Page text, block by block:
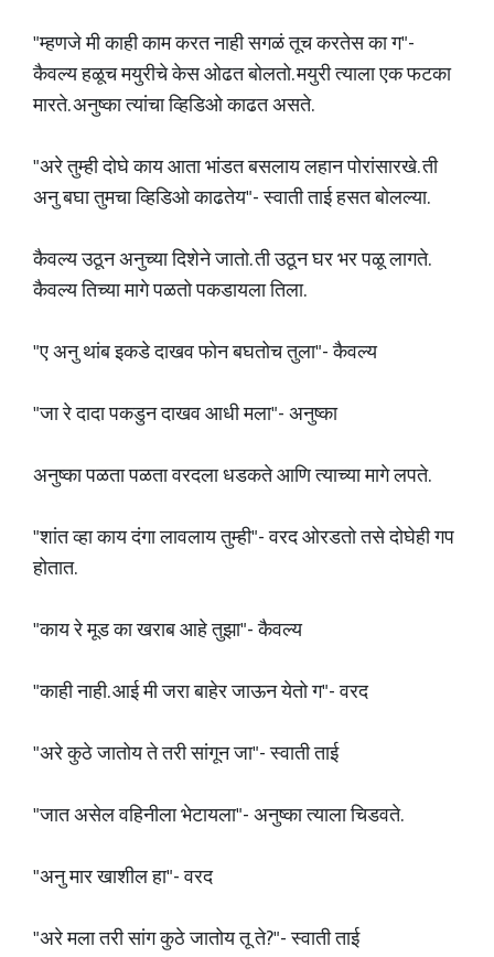
"म्हणजे मी काही काम करत नाही सगळं तूच करतेस का ग"-
कैवल्य हळूच मयुरीचे केस ओढत बोलतो. मयुरी त्याला एक फटका
मारते. अनुष्का त्यांचा व्हिडिओ काढत असते.
"अरे तुम्ही दोघे काय आता भांडत बसलाय लहान पोरांसारखे. ती
अनु बघा तुमचा व्हिडिओ काढतेय"- स्वाती ताई हसत बोलल्या.
कैवल्य उठून अनुच्या दिशेने जातो. ती उठून घर भर पळू लागते.
कैवल्य तिच्या मागे पळतो पकडायला तिला.
"ए अनु थांब इकडे दाखव फोन बघतोच तुला"- कैवल्य
"जा रे दादा पकडुन दाखव आधी मला"- अनुष्का
अनुष्का पळता पळता वरदला धडकते आणि त्याच्या मागे लपते.
"शांत व्हा काय दंगा लावलाय तुम्ही"- वरद ओरडतो तसे दोघेही गप
होतात.
"काय रे मूड का खराब आहे तुझा"- कैवल्य
"काही नाही. आई मी जरा बाहेर जाऊन येतो ग"- वरद
"अरे कुठे जातोय ते तरी सांगून जा"- स्वाती ताई
"जात असेल वहिनीला भेटायला"- अनुष्का त्याला चिडवते.
"अनु मार खाशील हा"- वरद
"अरे मला तरी सांग कुठे जातोय तू ते?"- स्वाती ताई